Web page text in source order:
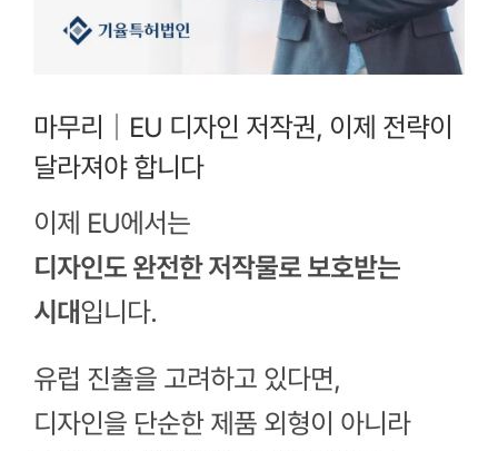
마무리｜EU 디자인 저작권, 이제 전략이
달라져야 합니다
이제 EU에서는
디자인도 완전한 저작물로 보호받는
시대입니다.
유럽 진출을 고려하고 있다면,
디자인을 단순한 제품 외형이 아니라